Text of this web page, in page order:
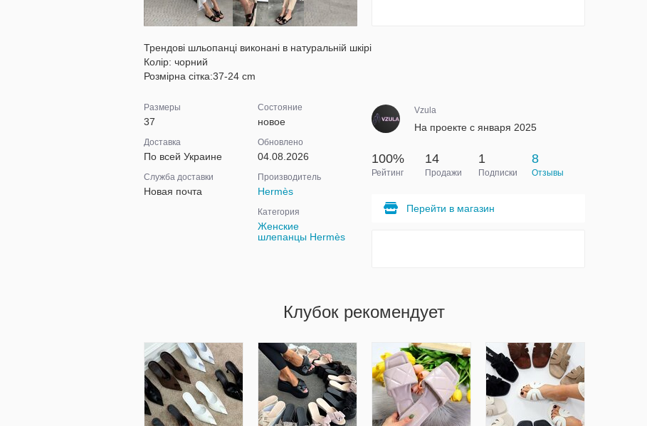
Трендові шльопанці виконані в натуральній шкірі
Колір: чорний
Розмірна сітка:37-24 cm
Размеры
37
Доставка
По всей Украине
Служба доставки
Новая почта
Состояние
новое
Обновлено
04.08.2026
Производитель
Hermès
Категория
Женские
шлепанцы Hermès
Vzula
На проекте с января 2025
100%
Рейтинг
14
Продажи
1
Подписки
8
Отзывы
Перейти в магазин
Клубок рекомендует